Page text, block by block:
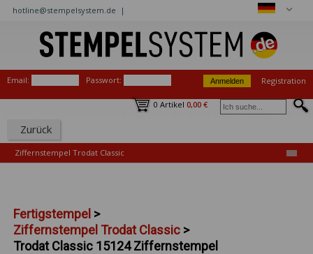
hotline@stempelsystem.de |
Email: Passwort: Registration
0 Artikel 0,00 €
Zurück
Ziffernstempel Trodat Classic
Fertigstempel >
Ziffernstempel Trodat Classic >
Trodat Classic 15124 Ziffernstempel